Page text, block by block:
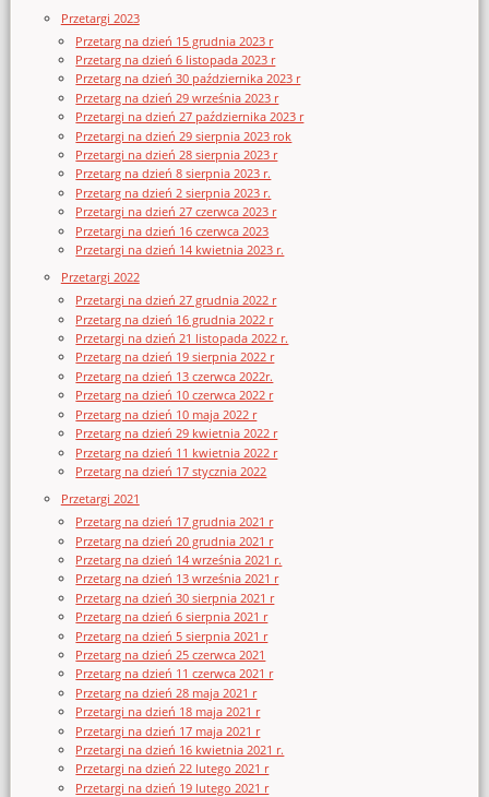
Przetargi 2023
Przetarg na dzień 15 grudnia 2023 r
Przetarg na dzień 6 listopada 2023 r
Przetarg na dzień 30 października 2023 r
Przetarg na dzień 29 września 2023 r
Przetargi na dzień 27 października 2023 r
Przetargi na dzień 29 sierpnia 2023 rok
Przetargi na dzień 28 sierpnia 2023 r
Przetarg na dzień 8 sierpnia 2023 r.
Przetarg na dzień 2 sierpnia 2023 r.
Przetargi na dzień 27 czerwca 2023 r
Przetargi na dzień 16 czerwca 2023
Przetargi na dzień 14 kwietnia 2023 r.
Przetargi 2022
Przetargi na dzień 27 grudnia 2022 r
Przetarg na dzień 16 grudnia 2022 r
Przetargi na dzień 21 listopada 2022 r.
Przetarg na dzień 19 sierpnia 2022 r
Przetarg na dzień 13 czerwca 2022r.
Przetarg na dzień 10 czerwca 2022 r
Przetarg na dzień 10 maja 2022 r
Przetarg na dzień 29 kwietnia 2022 r
Przetarg na dzień 11 kwietnia 2022 r
Przetarg na dzień 17 stycznia 2022
Przetargi 2021
Przetarg na dzień 17 grudnia 2021 r
Przetarg na dzień 20 grudnia 2021 r
Przetarg na dzień 14 września 2021 r.
Przetarg na dzień 13 września 2021 r
Przetarg na dzień 30 sierpnia 2021 r
Przetarg na dzień 6 sierpnia 2021 r
Przetarg na dzień 5 sierpnia 2021 r
Przetarg na dzień 25 czerwca 2021
Przetarg na dzień 11 czerwca 2021 r
Przetarg na dzień 28 maja 2021 r
Przetargi na dzień 18 maja 2021 r
Przetargi na dzień 17 maja 2021 r
Przetargi na dzień 16 kwietnia 2021 r.
Przetargi na dzień 22 lutego 2021 r
Przetargi na dzień 19 lutego 2021 r